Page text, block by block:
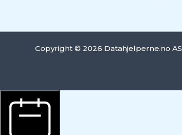
Copyright © 2026 Datahjelperne.no AS